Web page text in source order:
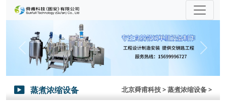
Previous Next
 蒸煮浓缩设备 北京舜甫科技> 蒸煮浓缩设备 >